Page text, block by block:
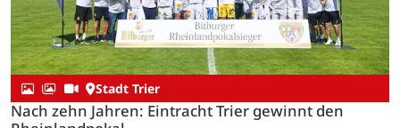
Stadt Trier
Nach zehn Jahren: Eintracht Trier gewinnt den